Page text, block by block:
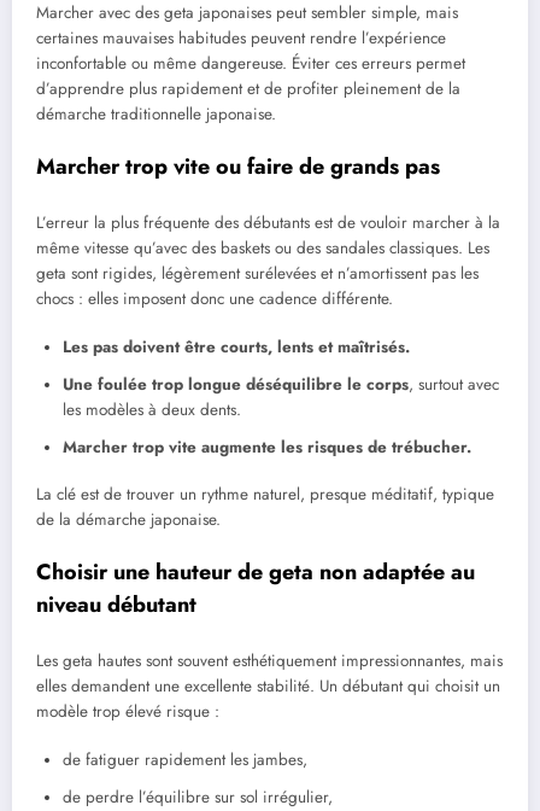
Marcher avec des geta japonaises peut sembler simple, mais
certaines mauvaises habitudes peuvent rendre l’expérience
inconfortable ou même dangereuse. Éviter ces erreurs permet
d’apprendre plus rapidement et de profiter pleinement de la
démarche traditionnelle japonaise.
Marcher trop vite ou faire de grands pas
L’erreur la plus fréquente des débutants est de vouloir marcher à la
même vitesse qu’avec des baskets ou des sandales classiques. Les
geta sont rigides, légèrement surélevées et n’amortissent pas les
chocs : elles imposent donc une cadence différente.
Les pas doivent être courts, lents et maîtrisés.
Une foulée trop longue déséquilibre le corps, surtout avec
les modèles à deux dents.
Marcher trop vite augmente les risques de trébucher.
La clé est de trouver un rythme naturel, presque méditatif, typique
de la démarche japonaise.
Choisir une hauteur de geta non adaptée au
niveau débutant
Les geta hautes sont souvent esthétiquement impressionnantes, mais
elles demandent une excellente stabilité. Un débutant qui choisit un
modèle trop élevé risque :
de fatiguer rapidement les jambes,
de perdre l’équilibre sur sol irrégulier,